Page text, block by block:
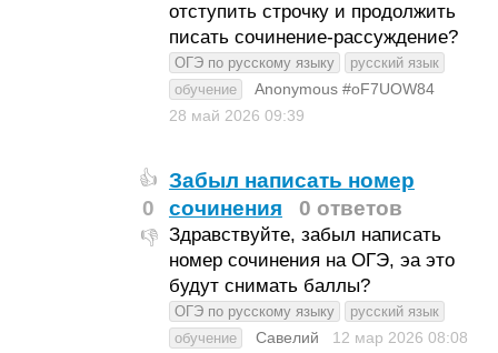
отступить строчку и продолжить
писать сочинение-рассуждение?
ОГЭ по русскому языку
русский язык
обучение
Anonymous #oF7UOW84
28 май 2026 09:39
👍
0
👎
Забыл написать номер
сочинения
0 ответов
Здравствуйте, забыл написать
номер сочинения на ОГЭ, эа это
будут снимать баллы?
ОГЭ по русскому языку
русский язык
обучение
Савелий 12 мар 2026 08:08